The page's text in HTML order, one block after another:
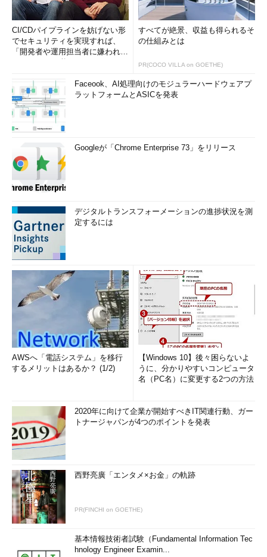
CI/CDパイプラインを妨げない形
でセキュリティを実現すれば、
「開発者や運用担当者に嫌われな
すべてが絶景、収益も得られるそ
の仕組みとは
PR(COCO VILLA on GOETHE)
Faceook、AI処理向けのモジュラーハードウェアプ
ラットフォームとASICを発表
Googleが「Chrome Enterprise 73」をリリース
デジタルトランスフォーメーションの進捗状況を測
定するには
AWSへ「電話システム」を移行
するメリットはあるか？ (1/2)
【Windows 10】後々困らないよ
うに、分かりやすいコンピュータ
名（PC名）に変更する2つの方法
2020年に向けて企業が開始すべきIT関連行動、ガー
トナージャパンが4つのポイントを発表
西野亮廣「エンタメ×お金」の軌跡
PR(FINCHI on GOETHE)
基本情報技術者試験（Fundamental Information Tec
hnology Engineer Examin...